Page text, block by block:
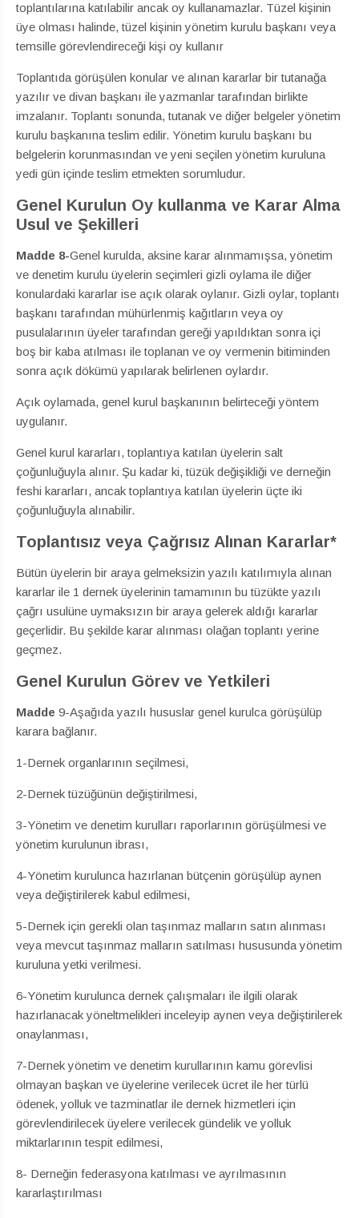
toplantılarına katılabilir ancak oy kullanamazlar. Tüzel kişinin
üye olması halinde, tüzel kişinin yönetim kurulu başkanı veya
temsille görevlendireceği kişi oy kullanır
Toplantıda görüşülen konular ve alınan kararlar bir tutanağa
yazılır ve divan başkanı ile yazmanlar tarafından birlikte
imzalanır. Toplantı sonunda, tutanak ve diğer belgeler yönetim
kurulu başkanına teslim edilir. Yönetim kurulu başkanı bu
belgelerin korunmasından ve yeni seçilen yönetim kuruluna
yedi gün içinde teslim etmekten sorumludur.
Genel Kurulun Oy kullanma ve Karar Alma
Usul ve Şekilleri
Madde 8-Genel kurulda, aksine karar alınmamışsa, yönetim
ve denetim kurulu üyelerin seçimleri gizli oylama ile diğer
konulardaki kararlar ise açık olarak oylanır. Gizli oylar, toplantı
başkanı tarafından mühürlenmiş kağıtların veya oy
pusulalarının üyeler tarafından gereği yapıldıktan sonra içi
boş bir kaba atılması ile toplanan ve oy vermenin bitiminden
sonra açık dökümü yapılarak belirlenen oylardır.
Açık oylamada, genel kurul başkanının belirteceği yöntem
uygulanır.
Genel kurul kararları, toplantıya katılan üyelerin salt
çoğunluğuyla alınır. Şu kadar ki, tüzük değişikliği ve derneğin
feshi kararları, ancak toplantıya katılan üyelerin üçte iki
çoğunluğuyla alınabilir.
Toplantısız veya Çağrısız Alınan Kararlar*
Bütün üyelerin bir araya gelmeksizin yazılı katılımıyla alınan
kararlar ile 1 dernek üyelerinin tamamının bu tüzükte yazılı
çağrı usulüne uymaksızın bir araya gelerek aldığı kararlar
geçerlidir. Bu şekilde karar alınması olağan toplantı yerine
geçmez.
Genel Kurulun Görev ve Yetkileri
Madde 9-Aşağıda yazılı hususlar genel kurulca görüşülüp
karara bağlanır.
1-Dernek organlarının seçilmesi,
2-Dernek tüzüğünün değiştirilmesi,
3-Yönetim ve denetim kurulları raporlarının görüşülmesi ve
yönetim kurulunun ibrası,
4-Yönetim kurulunca hazırlanan bütçenin görüşülüp aynen
veya değiştirilerek kabul edilmesi,
5-Dernek için gerekli olan taşınmaz malların satın alınması
veya mevcut taşınmaz malların satılması hususunda yönetim
kuruluna yetki verilmesi.
6-Yönetim kurulunca dernek çalışmaları ile ilgili olarak
hazırlanacak yöneltmelikleri inceleyip aynen veya değiştirilerek
onaylanması,
7-Dernek yönetim ve denetim kurullarının kamu görevlisi
olmayan başkan ve üyelerine verilecek ücret ile her türlü
ödenek, yolluk ve tazminatlar ile dernek hizmetleri için
görevlendirilecek üyelere verilecek gündelik ve yolluk
miktarlarının tespit edilmesi,
8- Derneğin federasyona katılması ve ayrılmasının
kararlaştırılması